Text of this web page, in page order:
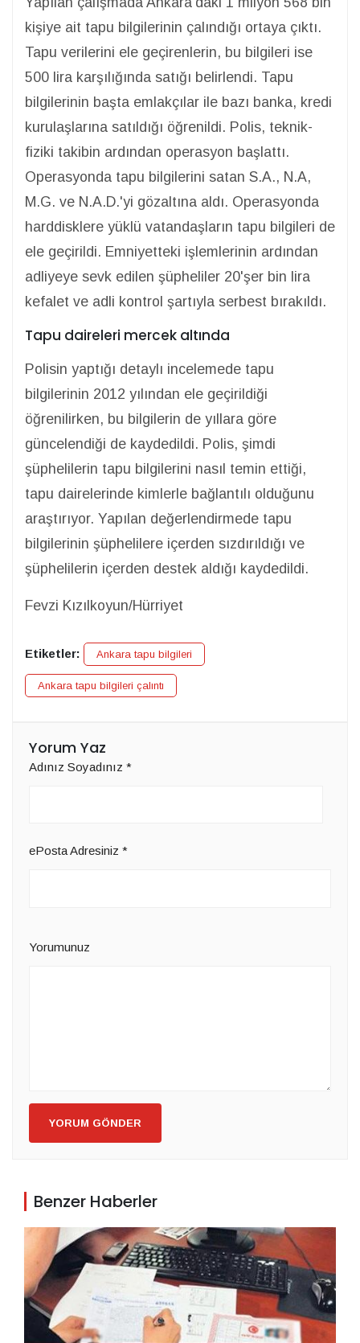
kişiye ait tapu bilgilerinin çalındığı ortaya çıktı.
Tapu verilerini ele geçirenlerin, bu bilgileri ise
500 lira karşılığında satığı belirlendi. Tapu
bilgilerinin başta emlakçılar ile bazı banka, kredi
kurulaşlarına satıldığı öğrenildi. Polis, teknik-
fiziki takibin ardından operasyon başlattı.
Operasyonda tapu bilgilerini satan S.A., N.A,
M.G. ve N.A.D.'yi gözaltına aldı. Operasyonda
harddisklere yüklü vatandaşların tapu bilgileri de
ele geçirildi. Emniyetteki işlemlerinin ardından
adliyeye sevk edilen şüpheliler 20'şer bin lira
kefalet ve adli kontrol şartıyla serbest bırakıldı.
Tapu daireleri mercek altında
Polisin yaptığı detaylı incelemede tapu
bilgilerinin 2012 yılından ele geçirildiği
öğrenilirken, bu bilgilerin de yıllara göre
güncelendiği de kaydedildi. Polis, şimdi
şüphelilerin tapu bilgilerini nasıl temin ettiği,
tapu dairelerinde kimlerle bağlantılı olduğunu
araştırıyor. Yapılan değerlendirmede tapu
bilgilerinin şüphelilere içerden sızdırıldığı ve
şüphelilerin içerden destek aldığı kaydedildi.
Fevzi Kızılkoyun/Hürriyet
Etiketler: Ankara tapu bilgileri
Ankara tapu bilgileri çalıntı
Yorum Yaz
Adınız Soyadınız *
ePosta Adresiniz *
Yorumunuz
YORUM GÖNDER
Benzer Haberler